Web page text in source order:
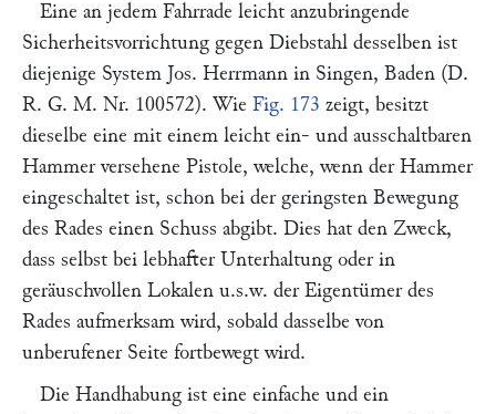
Eine an jedem Fahrrade leicht anzubringende
Sicherheitsvorrichtung gegen Diebstahl desselben ist
diejenige System Jos. Herrmann in Singen, Baden (D.
R. G. M. Nr. 100572). Wie Fig. 173 zeigt, besitzt
dieselbe eine mit einem leicht ein- und ausschaltbaren
Hammer versehene Pistole, welche, wenn der Hammer
eingeschaltet ist, schon bei der geringsten Bewegung
des Rades einen Schuss abgibt. Dies hat den Zweck,
dass selbst bei lebhafter Unterhaltung oder in
geräuschvollen Lokalen u.s.w. der Eigentümer des
Rades aufmerksam wird, sobald dasselbe von
unberufener Seite fortbewegt wird.
Die Handhabung ist eine einfache und ein